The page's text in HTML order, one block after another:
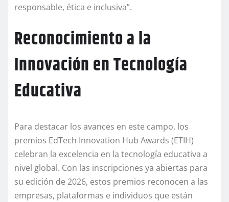
responsable, ética e inclusiva”.
Reconocimiento a la
Innovación en Tecnología
Educativa
Para destacar los avances en este campo, los
premios EdTech Innovation Hub Awards (ETIH)
celebran la excelencia en la tecnología educativa a
nivel global. Con las inscripciones ya abiertas para
su edición de 2026, estos premios reconocen a las
empresas, plataformas e individuos que están